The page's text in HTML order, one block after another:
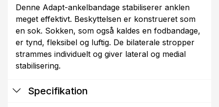
Denne Adapt-ankelbandage stabiliserer anklen
meget effektivt. Beskyttelsen er konstrueret som
en sok. Sokken, som også kaldes en fodbandage,
er tynd, fleksibel og luftig. De bilaterale stropper
strammes individuelt og giver lateral og medial
stabilisering.
Specifikation